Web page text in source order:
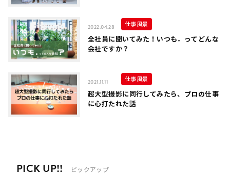
2022.04.28 仕事風景
全社員に聞いてみた！いつも．ってどんな
会社ですか？
2021.11.11 仕事風景
超大型撮影に同行してみたら、プロの仕事
に心打たれた話
PICK UP!! ピックアップ